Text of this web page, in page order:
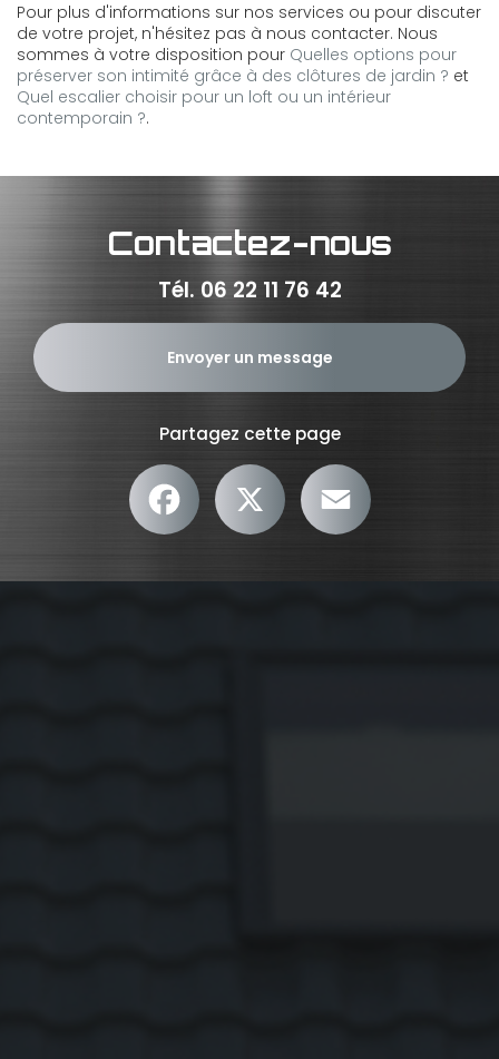
Pour plus d'informations sur nos services ou pour discuter
de votre projet, n'hésitez pas à nous contacter. Nous
sommes à votre disposition pour Quelles options pour
préserver son intimité grâce à des clôtures de jardin ? et
Quel escalier choisir pour un loft ou un intérieur
contemporain ?.
Contactez-nous
Tél. 06 22 11 76 42
Envoyer un message
Partagez cette page
Facebook